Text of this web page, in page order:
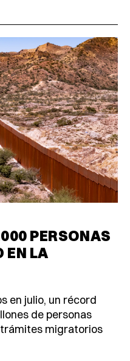
PERSONAS
EN LA
en julio, un récord
de personas
migratorios